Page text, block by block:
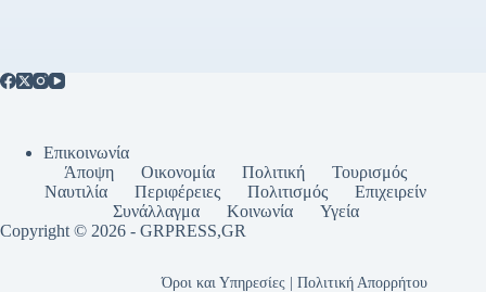
Επικοινωνία
Άποψη
Οικονομία Πολιτική
Τουρισμός
Ναυτιλία
Περιφέρειες Πολιτισμός
Επιχειρείν
Συνάλλαγμα
Κοινωνία
Υγεία
Copyright © 2026 - GRPRESS,GR
Όροι και Υπηρεσίες | Πολιτική Απορρήτου